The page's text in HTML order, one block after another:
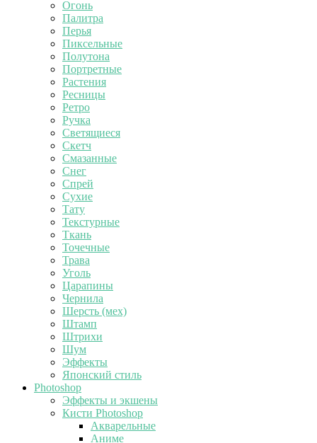
Огонь
Палитра
Перья
Пиксельные
Полутона
Портретные
Растения
Ресницы
Ретро
Ручка
Светящиеся
Скетч
Смазанные
Снег
Спрей
Сухие
Тату
Текстурные
Ткань
Точечные
Трава
Уголь
Царапины
Чернила
Шерсть (мех)
Штамп
Штрихи
Шум
Эффекты
Японский стиль
Photoshop
Эффекты и экшены
Кисти Photoshop
Акварельные
Аниме